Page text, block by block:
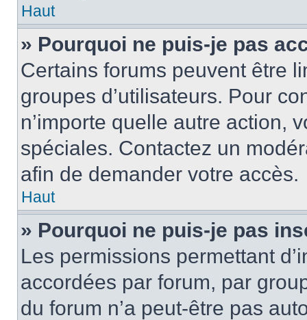
Haut
» Pourquoi ne puis-je pas
Certains forums peuvent être
groupes d’utilisateurs. Pour
n’importe quelle autre action,
spéciales. Contactez un
afin de demander votre accès.
Haut
» Pourquoi ne puis-je pas
Les permissions permettant
accordées par forum, par
du forum n’a peut-être pas